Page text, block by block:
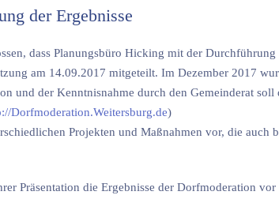
der Ergebnisse
dass Planungsbüro Hicking mit der
am 14.09.2017 mitgeteilt. Im Dezember 2017
und der Kenntnisnahme durch den Gemeinderat
Dorfmoderation.Weitersburg.de)
Projekten und Maßnahmen vor, die auch
Präsentation die Ergebnisse der Dorfmoderation